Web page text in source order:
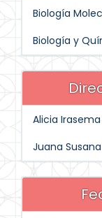
Biología
Biología y
Alicia
Juana